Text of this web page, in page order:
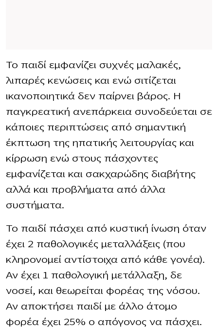
Το παιδί εμφανίζει συχνές μαλακές,
λιπαρές κενώσεις και ενώ σιτίζεται
ικανοποιητικά δεν παίρνει βάρος. Η
παγκρεατική ανεπάρκεια συνοδεύεται σε
κάποιες περιπτώσεις από σημαντική
έκπτωση της ηπατικής λειτουργίας και
κίρρωση ενώ στους πάσχοντες
εμφανίζεται και σακχαρώδης διαβήτης
αλλά και προβλήματα από άλλα
συστήματα.
Το παιδί πάσχει από κυστική ίνωση όταν
έχει 2 παθολογικές μεταλλάξεις (που
κληρονομεί αντίστοιχα από κάθε γονέα).
Αν έχει 1 παθολογική μετάλλαξη, δε
νοσεί, και θεωρείται φορέας της νόσου.
Αν αποκτήσει παιδί με άλλο άτομο
φορέα έχει 25% ο απόγονος να πάσχει.